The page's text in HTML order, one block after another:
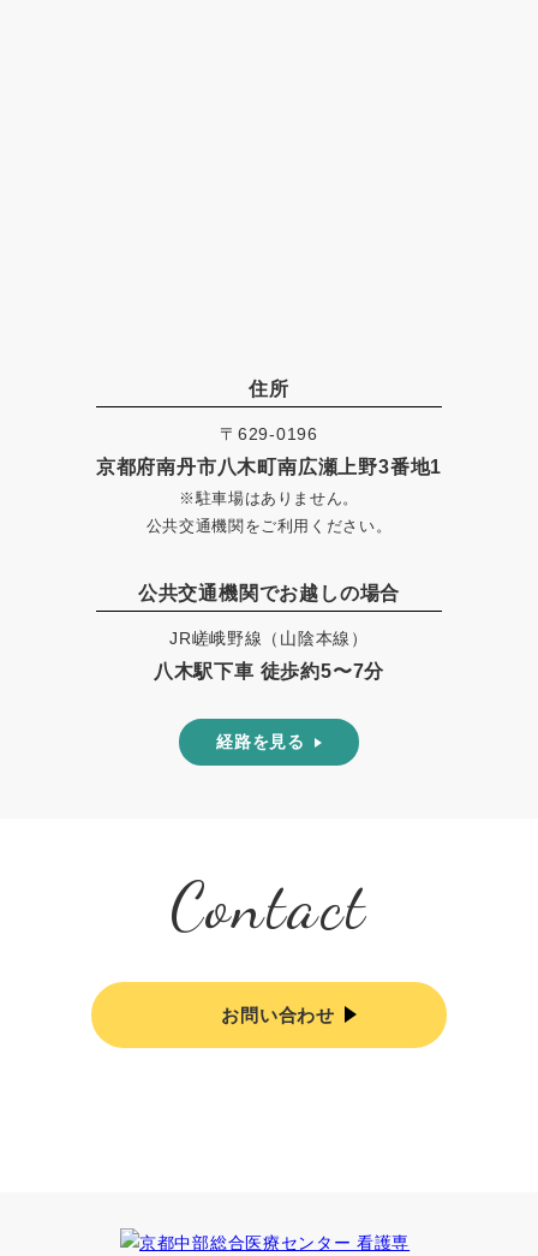
住所
〒629-0196
京都府南丹市八木町南広瀬上野3番地1
※駐車場はありません。
公共交通機関をご利用ください。
公共交通機関でお越しの場合
JR嵯峨野線（山陰本線）
八木駅下車 徒歩約5〜7分
経路を見る
Contact
お問い合わせ